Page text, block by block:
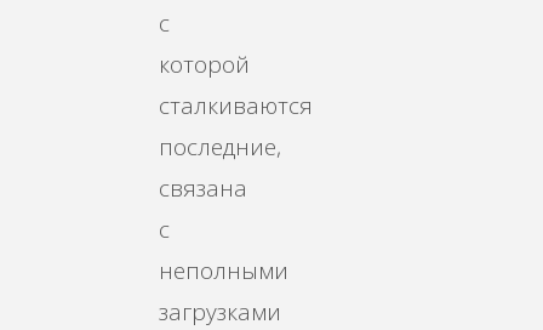
с
которой
сталкиваются
последние,
связана
с
неполными
загрузками